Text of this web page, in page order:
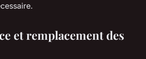
et remplacement des